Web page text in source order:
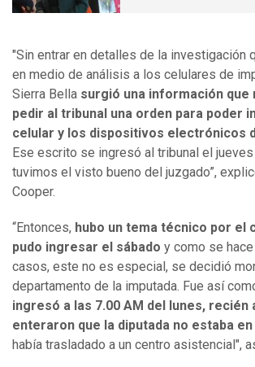
"Sin entrar en detalles de la investigación
en medio de análisis a los celulares de
Sierra Bella surgió una información que
pedir al tribunal una orden para poder
celular y los dispositivos electrónicos
Ese escrito se ingresó al tribunal el
tuvimos el visto bueno del juzgado”,
Cooper.
“Entonces, hubo un tema técnico por el
pudo ingresar el sábado y como se
casos, este no es especial, se decidió
departamento de la imputada. Fue así
ingresó a las 7.00 AM del lunes, recién
enteraron que la diputada no estaba
había trasladado a un centro asistencial",